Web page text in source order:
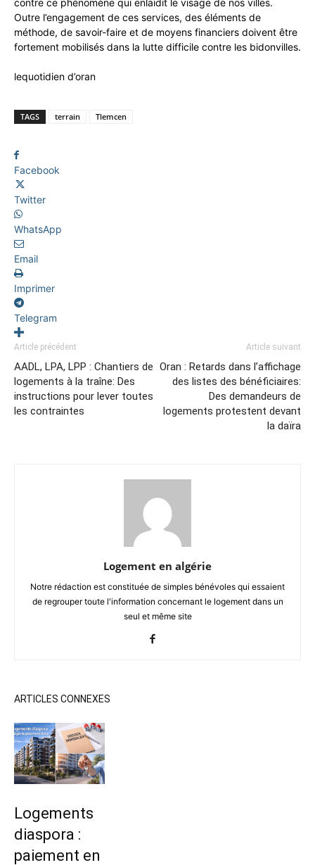
contre ce phénomène qui enlaidit le visage de nos villes.
Outre l’engagement de ces services, des éléments de
méthode, de savoir-faire et de moyens financiers doivent être
fortement mobilisés dans la lutte difficile contre les bidonvilles.
lequotidien d’oran
TAGS terrain Tlemcen
Facebook
Twitter
WhatsApp
Email
Imprimer
Telegram
Article précédent
AADL, LPA, LPP : Chantiers de
logements à la traîne: Des
instructions pour lever toutes
les contraintes
Article suivant
Oran : Retards dans l’affichage
des listes des bénéficiaires:
Des demandeurs de
logements protestent devant
la daïra
Logement en algérie
Notre rédaction est constituée de simples bénévoles qui essaient
de regrouper toute l'information concernant le logement dans un
seul et même site
ARTICLES CONNEXES
Logements
diaspora :
paiement en